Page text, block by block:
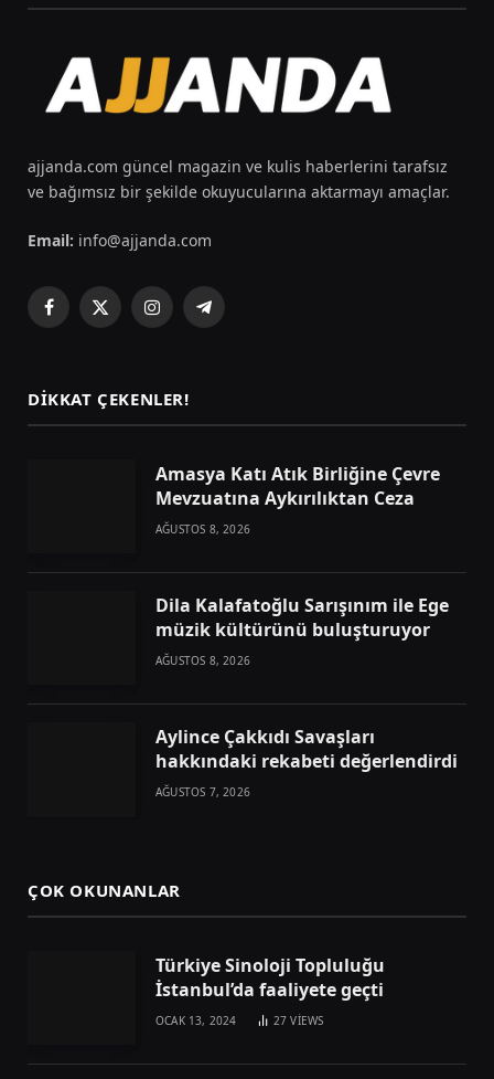
ajjanda.com güncel magazin ve kulis haberlerini tarafsız
ve bağımsız bir şekilde okuyucularına aktarmayı amaçlar.
Email: info@ajjanda.com
Facebook
X
InstagramTelegram
DIKKAT ÇEKENLER!
Amasya Katı Atık Birliğine Çevre
Mevzuatına Aykırılıktan Ceza
AĞUSTOS 8, 2026
Dila Kalafatoğlu Sarışınım ile Ege
müzik kültürünü buluşturuyor
AĞUSTOS 8, 2026
Aylince Çakkıdı Savaşları
hakkındaki rekabeti değerlendirdi
AĞUSTOS 7, 2026
ÇOK OKUNANLAR
Türkiye Sinoloji Topluluğu
İstanbul’da faaliyete geçti
OCAK 13, 2024 27VIEWS